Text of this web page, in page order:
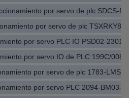
por servo de plc SDCS-
por servo de plc
por servo PLC IO PSD02-2301
por servo IO de PLC 199C/008
por servo de plc 1783-LMS8
por servo PLC 2094-BM03-M